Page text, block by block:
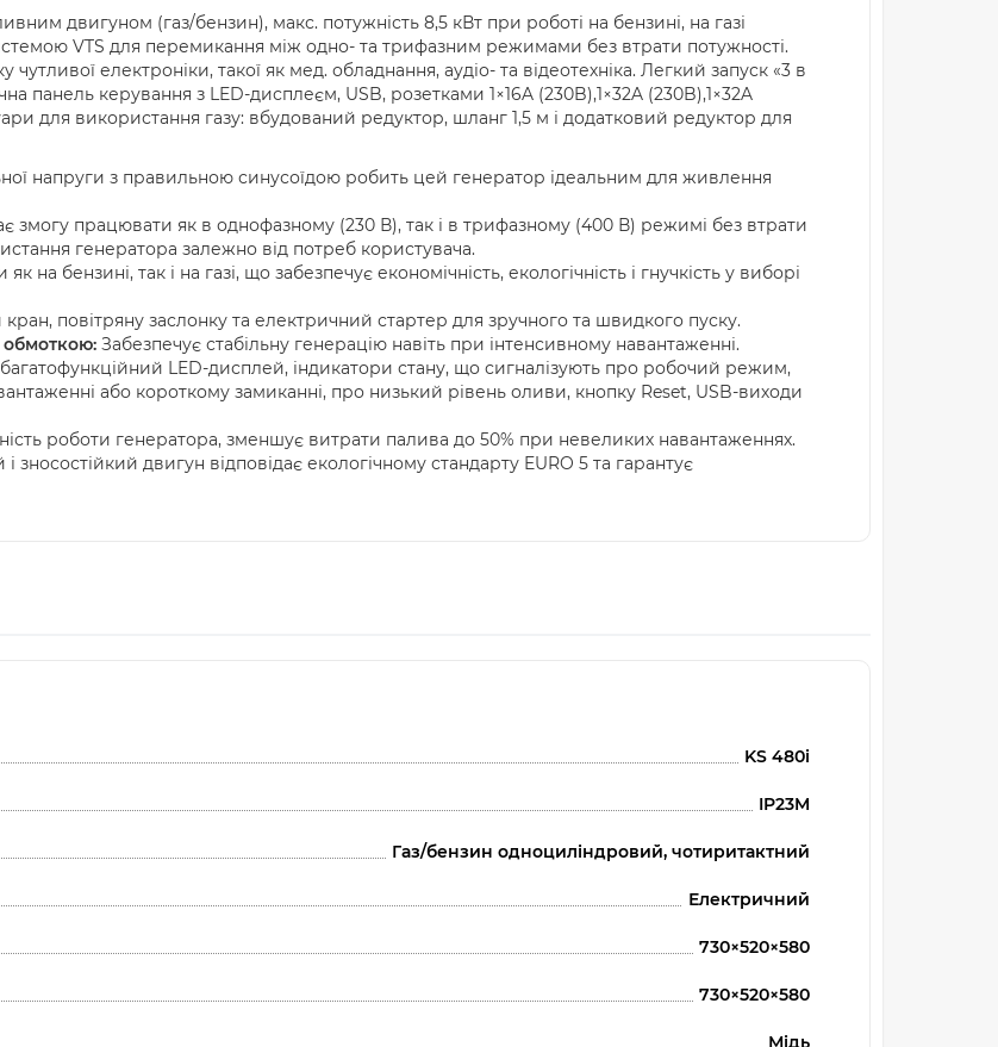
двигуном (газ/бензин), макс. потужність 8,5 кВт при роботі на бензині, на газі
VTS для перемикання між одно- та трифазним режимами без втрати потужності.
електроніки, такої як мед. обладнання, аудіо- та відеотехніка. Легкий запуск «3 в
панель керування з LED-дисплеєм, USB, розетками 1×16A (230B),1×32A (230B),1×32A
для використання газу: вбудований редуктор, шланг 1,5 м і додатковий редуктор для
напруги з правильною синусоїдою робить цей генератор ідеальним для живлення
змогу працювати як в однофазному (230 В), так і в трифазному (400 В) режимі без втрати
генератора залежно від потреб користувача.
на бензині, так і на газі, що забезпечує економічність, екологічність і гнучкість у виборі
повітряну заслонку та електричний стартер для зручного та швидкого пуску.
обмоткою: Забезпечує стабільну генерацію навіть при інтенсивному навантаженні.
багатофункційний LED-дисплей, індикатори стану, що сигналізують про робочий режим,
або короткому замиканні, про низький рівень оливи, кнопку Reset, USB-виходи
роботи генератора, зменшує витрати палива до 50% при невеликих навантаженнях.
зносостійкий двигун відповідає екологічному стандарту EURO 5 та гарантує
KS 480i
IP23M
Газ/бензин одноциліндровий, чотиритактний
Електричний
730×520×580
730×520×580